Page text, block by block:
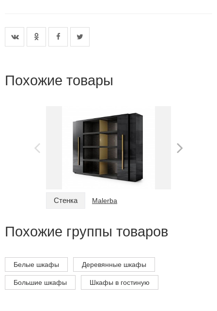
Похожие товары
Стенка Malerba
Похожие группы товаров
Белые шкафы Деревянные шкафы
Большие шкафы Шкафы в гостиную